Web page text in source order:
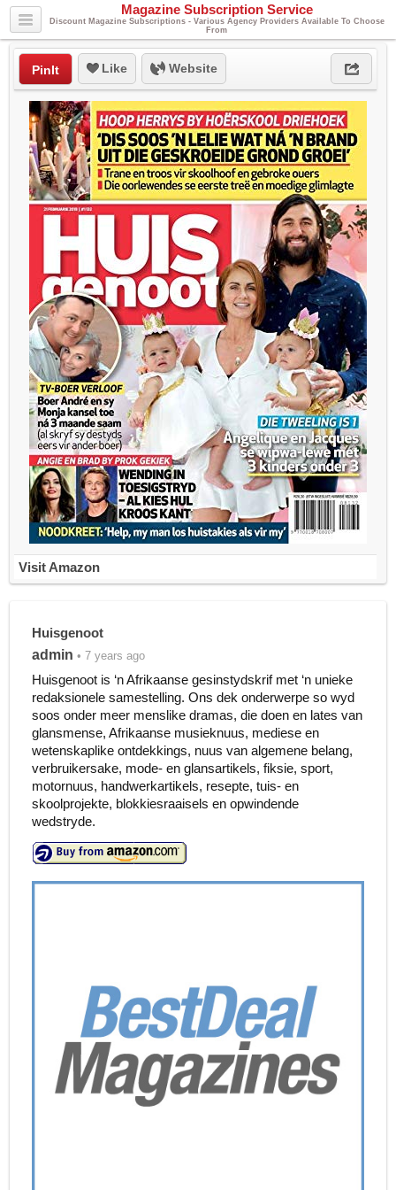
Magazine Subscription Service
Discount Magazine Subscriptions - Various Agency Providers Available To Choose
From
PinIt Like Website
Visit Amazon
Huisgenoot
admin • 7 years ago
Huisgenoot is ‘n Afrikaanse gesinstydskrif met ‘n unieke
redaksionele samestelling. Ons dek onderwerpe so wyd
soos onder meer menslike dramas, die doen en lates van
glansmense, Afrikaanse musieknuus, mediese en
wetenskaplike ontdekkings, nuus van algemene belang,
verbruikersake, mode- en glansartikels, fiksie, sport,
motornuus, handwerkartikels, resepte, tuis- en
skoolprojekte, blokkiesraaisels en opwindende
wedstryde.